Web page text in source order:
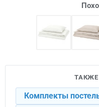
ТАКЖЕ
Комплекты